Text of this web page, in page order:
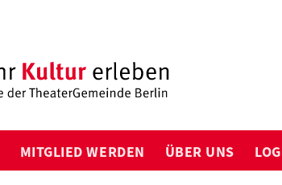
MITGLIED WERDEN ÜBER UNS